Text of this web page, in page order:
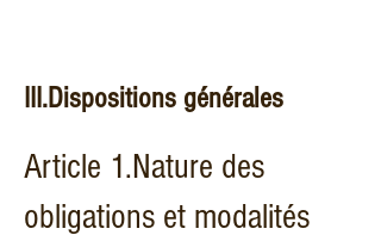
III.Dispositions générales
Article 1.Nature des
obligations et modalités